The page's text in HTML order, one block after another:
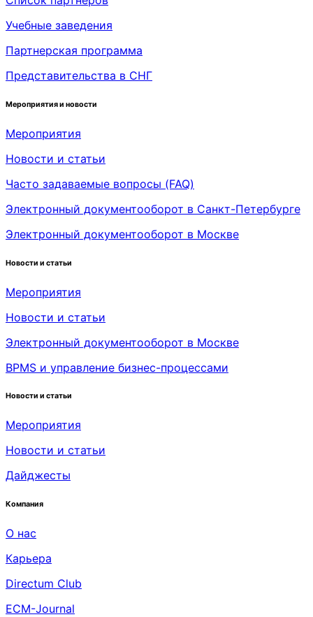
Учебные заведения
Партнерская программа
Представительства в СНГ
Мероприятия и новости
Мероприятия
Новости и статьи
Часто задаваемые вопросы (FAQ)
Электронный документооборот в Санкт-Петербурге
Электронный документооборот в Москве
Новости и статьи
Мероприятия
Новости и статьи
Электронный документооборот в Москве
BPMS и управление бизнес-процессами
Новости и статьи
Мероприятия
Новости и статьи
Дайджесты
Компания
О нас
Карьера
Directum Club
ECM-Journal